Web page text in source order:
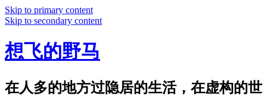
Skip to primary content
Skip to secondary content
想飞的野马
在人多的地方过隐居的生活，在虚构的世